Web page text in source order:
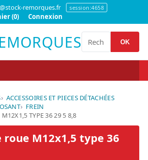
remorques.fr session:4658
(0) Connexion
OK
ACCESSOIRES ET PIECES DÉTACHÉES
FREIN
TYPE 36 29 5 8,8
roue M12x1,5 type 36